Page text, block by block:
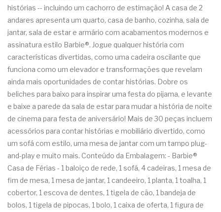
histórias -- incluindo um cachorro de estimação! A casa de 2
andares apresenta um quarto, casa de banho, cozinha, sala de
jantar, sala de estar e armário com acabamentos modernos e
assinatura estilo Barbie®. Jogue qualquer história com
características divertidas, como uma cadeira oscilante que
funciona como um elevador e transformações que revelam
ainda mais oportunidades de contar histórias. Dobre os
beliches para baixo para inspirar uma festa do pijama, e levante
e baixe a parede da sala de estar para mudar a história de noite
de cinema para festa de aniversário! Mais de 30 peças incluem
acessórios para contar histórias e mobiliário divertido, como
um sofá com estilo, uma mesa de jantar com um tampo plug-
and-play e muito mais. Conteúdo da Embalagem: - Barbie®
Casa de Férias - 1 baloiço de rede, 1 sofá, 4 cadeiras, 1 mesa de
fim de mesa, 1 mesa de jantar, 1 candeeiro, 1 planta, 1 toalha, 1
cobertor, 1 escova de dentes, 1 tigela de cão, 1 bandeja de
bolos, 1 tigela de pipocas, 1 bolo, 1 caixa de oferta, 1 figura de